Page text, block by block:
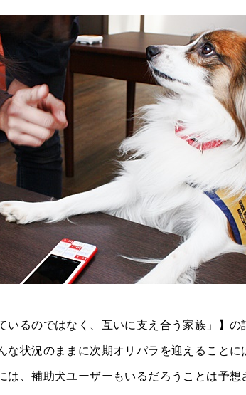
いるのではなく、互いに支え合う家族」】の
な状況のままに次期オリパラを迎えること
は、補助犬ユーザーもいるだろうことは予